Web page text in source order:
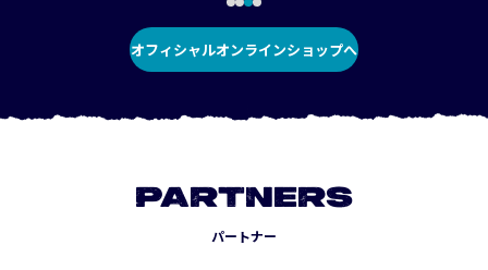
オフィシャルオンラインショップへ
PARTNERS
パートナー